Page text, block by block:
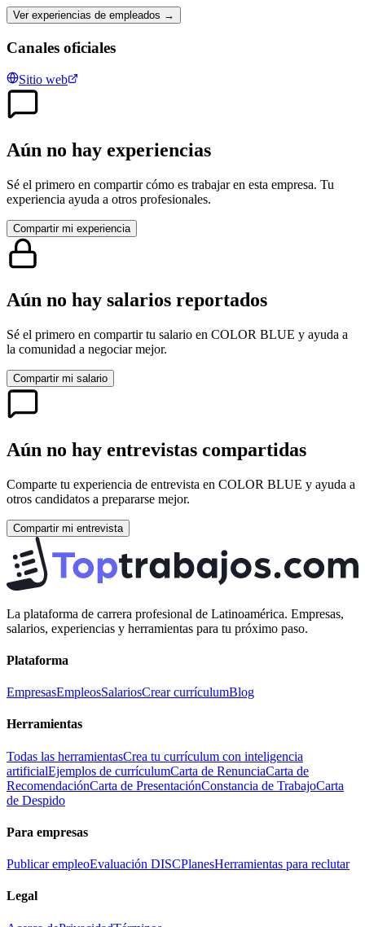
Ver experiencias de empleados →
Canales oficiales
Sitio web
Aún no hay experiencias
Sé el primero en compartir cómo es trabajar en esta empresa. Tu
experiencia ayuda a otros profesionales.
Compartir mi experiencia
Aún no hay salarios reportados
Sé el primero en compartir tu salario en COLOR BLUE y ayuda a
la comunidad a negociar mejor.
Compartir mi salario
Aún no hay entrevistas compartidas
Comparte tu experiencia de entrevista en COLOR BLUE y ayuda a
otros candidatos a prepararse mejor.
Compartir mi entrevista
La plataforma de carrera profesional de Latinoamérica. Empresas,
salarios, experiencias y herramientas para tu próximo paso.
Plataforma
EmpresasEmpleosSalariosCrear currículumBlog
Herramientas
Todas las herramientasCrea tu currículum con inteligencia
artificialEjemplos de currículumCarta de RenunciaCarta de
RecomendaciónCarta de PresentaciónConstancia de TrabajoCarta
de Despido
Para empresas
Publicar empleoEvaluación DISCPlanesHerramientas para reclutar
Legal